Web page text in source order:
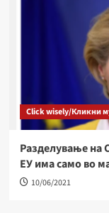
Click wisely/Кликни
Разделување на
ЕУ има само во
10/06/2021